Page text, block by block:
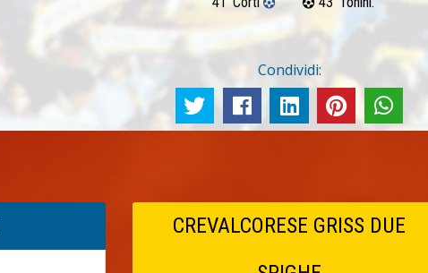
Condividi:
CREVALCORESE GRISS DUE